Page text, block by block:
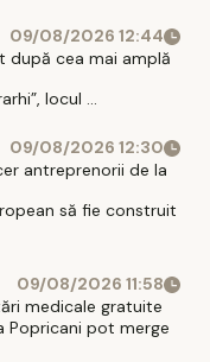
09/08/2026 12:44
după cea mai amplă
locul ...
09/08/2026 12:30
antreprenorii de la
să fie construit
09/08/2026 11:58
medicale gratuite
Popricani pot merge